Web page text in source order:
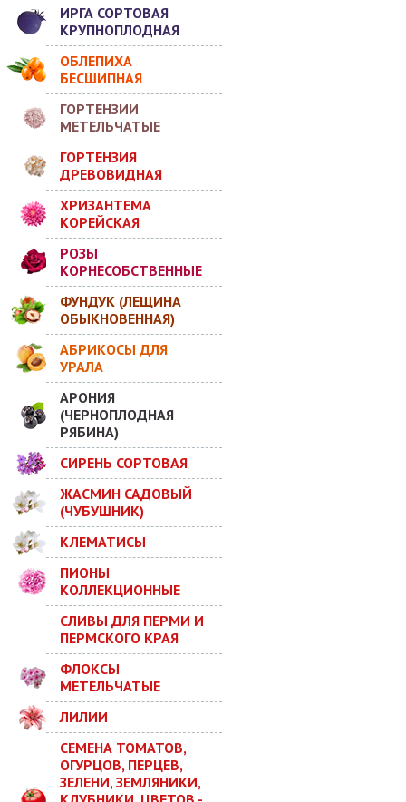
ИРГА СОРТОВАЯ
КРУПНОПЛОДНАЯ
ОБЛЕПИХА
БЕСШИПНАЯ
ГОРТЕНЗИИ
МЕТЕЛЬЧАТЫЕ
ГОРТЕНЗИЯ
ДРЕВОВИДНАЯ
ХРИЗАНТЕМА
КОРЕЙСКАЯ
РОЗЫ
КОРНЕСОБСТВЕННЫЕ
ФУНДУК (ЛЕЩИНА
ОБЫКНОВЕННАЯ)
АБРИКОСЫ ДЛЯ
УРАЛА
АРОНИЯ
(ЧЕРНОПЛОДНАЯ
РЯБИНА)
СИРЕНЬ СОРТОВАЯ
ЖАСМИН САДОВЫЙ
(ЧУБУШНИК)
КЛЕМАТИСЫ
ПИОНЫ
КОЛЛЕКЦИОННЫЕ
СЛИВЫ ДЛЯ ПЕРМИ И
ПЕРМСКОГО КРАЯ
ФЛОКСЫ
МЕТЕЛЬЧАТЫЕ
ЛИЛИИ
СЕМЕНА ТОМАТОВ,
ОГУРЦОВ, ПЕРЦЕВ,
ЗЕЛЕНИ, ЗЕМЛЯНИКИ,